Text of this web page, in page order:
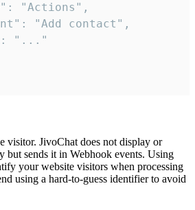
"Actions",
"Add contact",
"..."
visitor. JivoChat does not display or
but sends it in Webhook events. Using
your website visitors when processing
using a hard-to-guess identifier to avoid